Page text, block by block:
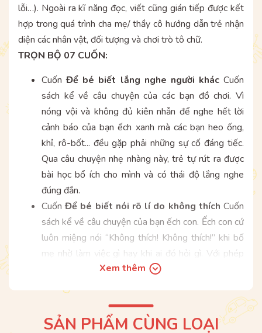
lỗi…). Ngoài ra kĩ năng đọc, viết cũng gián tiếp được kết
hợp trong quá trình cha mẹ/ thầy cô hướng dẫn trẻ nhận
diện các nhân vật, đối tượng và chơi trò tô chữ.
TRỌN BỘ 07 CUỐN:
CuốnĐể bé biết lắng nghe người khácCuốn
sách kể về câu chuyện của các bạn đồ chơi. Vì
nóng vội và không đủ kiên nhẫn để nghe hết lời
cảnh báo của bạn ếch xanh mà các bạn heo ống,
khỉ, rô-bốt... đều gặp phải những sự cố đáng tiếc.
Qua câu chuyện nhẹ nhàng này, trẻ tự rút ra được
bài học bổ ích cho mình và có thái độ lắng nghe
đúng đắn.
CuốnĐể bé biết nói rõ lí do không thích Cuốn
sách kể về câu chuyện của bạn ếch con. Ếch con cứ
luôn miệng nói “Không thích! Không thích!” khi bố
mẹ nhờ làm việc gì hay khi ai đó hỏi gì. Với phép
thuật của cô tiên, mỗi lần như vậy, ếch con đều bị
xấu này bằng cách suy nghĩ thật kĩ để nói rõ lí do
thay vì nói “Không thích!”. Nhờ vậy, cậu đã trở lại
Xem thêm
SẢN PHẨM CÙNG LOẠI